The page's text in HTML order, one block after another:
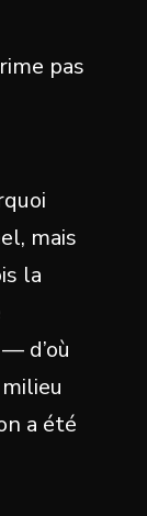
pas
mais
la
d’où
a été